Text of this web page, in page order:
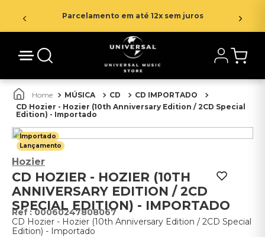
Parcelamento em até 12x sem juros
MÚSICA CD
CD IMPORTADO
CD Hozier - Hozier (10th Anniversary Edition / 2CD Special
Edition) - Importado
Importado
Lançamento
Hozier
CD HOZIER - HOZIER (10TH
ANNIVERSARY EDITION / 2CD
SPECIAL EDITION) - IMPORTADO
:00060247808067
CD Hozier - Hozier (10th Anniversary Edition / 2CD Special
Edition) - Importado